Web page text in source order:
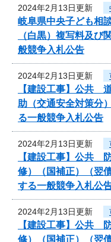
2024年2月13日更新
岐阜県中央子ども相
（白黒）複写料及び
般競争入札公告
2024年2月13日更新
【建設工事】公共
助（交通安全対策分
る一般競争入札公告
2024年2月13日更新
【建設工事】公共
修）（国補正）（翌
する一般競争入札公
2024年2月13日更新
【建設工事】公共
修）（国補正）（翌